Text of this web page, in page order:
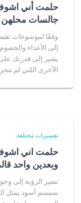
حلمت أني اشوف
جالسات محلهن
وفقًا لموسوعات
إلى الأعداء
يشير إلى قدرتك على
الأخرى اللتي لم
تفسيرات مختلفة
حلمت اني
وبعدين واحد
تشير الرؤية إلى
سمسم أسود يمثل